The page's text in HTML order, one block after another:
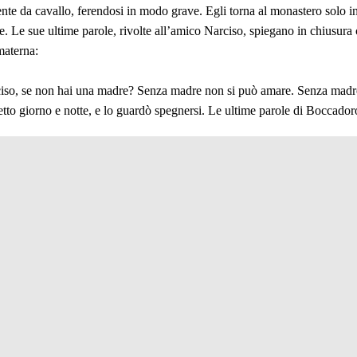
da cavallo, ferendosi in modo grave. Egli torna al monastero solo
Le sue ultime parole, rivolte all’amico Narciso, spiegano in
se non hai una madre? Senza madre non si può amare. Senza
giorno e notte, e lo guardò spegnersi. Le ultime parole di